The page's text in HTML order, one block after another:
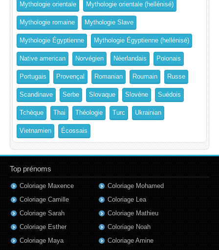
Mythologie orientale Mythologie orientale (hellénisé)
Mythologie romaine Mythologie Slave
Mythologie Égyptienne Mythologie Égyptienne (hellénisé)
Native american Norvégien Néerlandais Polonais
Portugais Provençal Romanian Roumain Russe
Scandinave Serbe Slovaque Slovène Suédois
Tchèque Thai Théologie Turc Ukrainian
Vietnamien Écossais
Top prénoms
Coloriage Maxence
Coloriage Camille
Coloriage Sarah
Coloriage Esther
Coloriage Maya
Coloriage Mohamed
Coloriage Lea
Coloriage Mathieu
Coloriage Noah
Coloriage Amine